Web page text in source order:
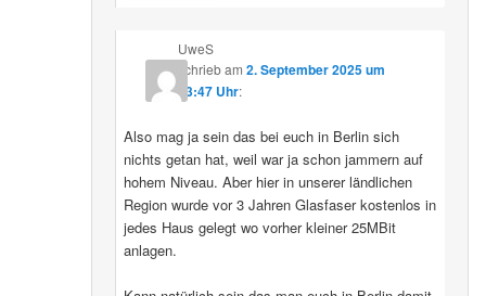
UweS
schriebam 2. September 2025 um
13:47 Uhr:
Also mag ja sein das bei euch in Berlin sich
nichts getan hat, weil war ja schon jammern auf
hohem Niveau. Aber hier in unserer ländlichen
Region wurde vor 3 Jahren Glasfaser kostenlos in
jedes Haus gelegt wo vorher kleiner 25MBit
anlagen.